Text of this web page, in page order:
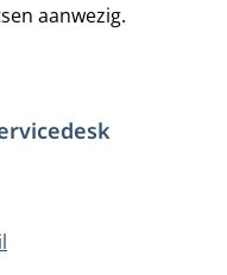
aanwezig.